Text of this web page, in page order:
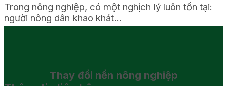
Trong nông nghiệp, có một nghịch lý luôn tồn tại:
người nông dân khao khát...
Thay đổi nền nông nghiệp